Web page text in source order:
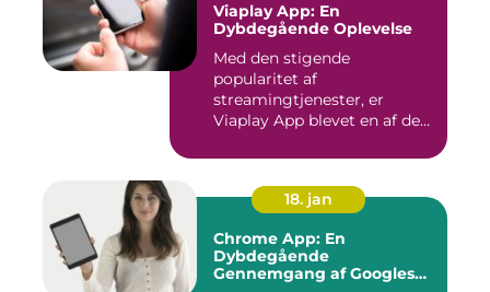
Viaplay App: En
Dybdegående Oplevelse
Med den stigende
popularitet af
streamingtjenester, er
Viaplay App blevet en af de
18. jan
Chrome App: En
Dybdegående
Gennemgang af Googles